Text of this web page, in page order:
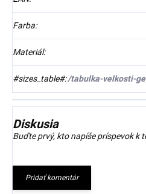
Farba:
Materiál:
#sizes_table#:/tabulka-velkosti-
Diskusia
Buďte prvý, kto napíše príspevok k
Pridať komentár